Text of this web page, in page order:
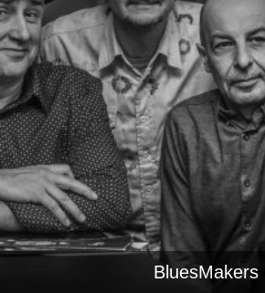
BluesMakers